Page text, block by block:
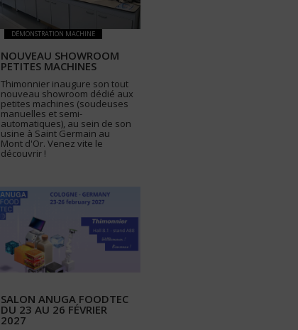
DÉMONSTRATION MACHINE
NOUVEAU SHOWROOM
PETITES MACHINES
Thimonnier inaugure son tout
nouveau showroom dédié aux
petites machines (soudeuses
manuelles et semi-
automatiques), au sein de son
usine à Saint Germain au
Mont d'Or. Venez vite le
découvrir !
SALON ANUGA FOODTEC
DU 23 AU 26 FÉVRIER
2027